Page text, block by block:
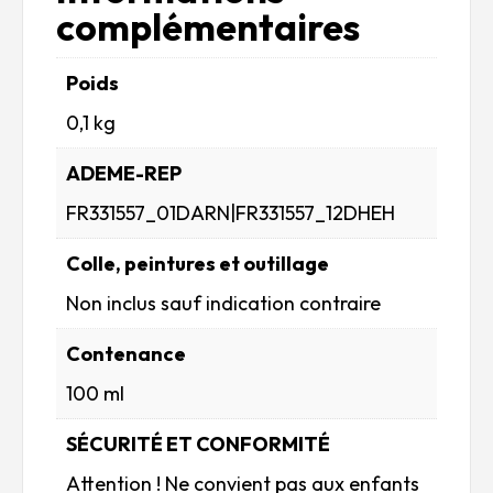
complémentaires
Poids
0,1 kg
ADEME-REP
FR331557_01DARN|FR331557_12DHEH
Colle, peintures et outillage
Non inclus sauf indication contraire
Contenance
100 ml
SÉCURITÉ ET CONFORMITÉ
Attention ! Ne convient pas aux enfants